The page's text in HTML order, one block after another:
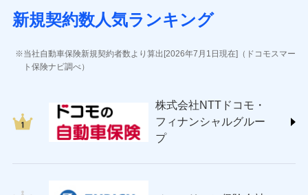
ジェイアイ傷害火災保険株式会社
ソニー損害保険株式会社
(https://www.sonysonpo.co.jp/)
ＳＯＭＰＯダイレクト損害保険株式会社
(https://www.sompo-direct.co.jp/)
チューリッヒ保険会社 (https://www.zurich.co.jp/)
新規契約数人気ランキング
当社自動車保険新規契約者数より算出[2026年7月1日現在]（ドコモスマー
ト保険ナビ調べ）
株式会社NTTドコモ・
フィナンシャルグルー
プ